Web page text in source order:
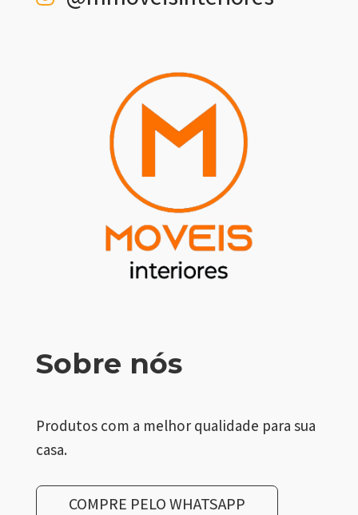
Sobre nós
Produtos com a melhor qualidade para sua
casa.
COMPRE PELO WHATSAPP